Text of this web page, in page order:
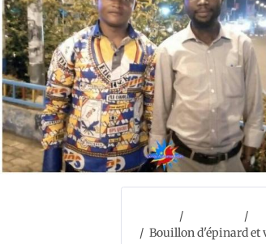
Bouillon d'épinard et